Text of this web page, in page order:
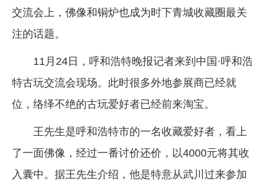
交流会上，佛像和铜炉也成为时下青城收藏圈最关
注的话题。
11月24日，呼和浩特晚报记者来到中国·呼和浩
特古玩交流会现场。此时很多外地参展商已经就
位，络绎不绝的古玩爱好者已经前来淘宝。
王先生是呼和浩特市的一名收藏爱好者，看上
了一面佛像，经过一番讨价还价，以4000元将其收
入囊中。据王先生介绍，他是特意从武川过来参加